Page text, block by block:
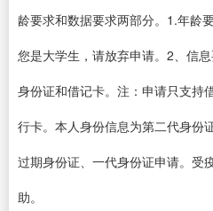
龄要求和数据要求两部分。1.年龄
您是大学生，请放弃申请。2、信
身份证和借记卡。注：申请只支持
行卡。本人身份信息为第二代身份
过期身份证、一代身份证申请。受
助。